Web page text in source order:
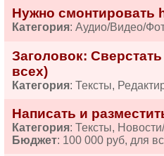
Нужно смонтировать
Категория: Аудио/Видео/
Заголовок:
всех)
Категория: Тексты,
Написать и
Категория: Тексты,
Бюджет: 100 000 руб, для